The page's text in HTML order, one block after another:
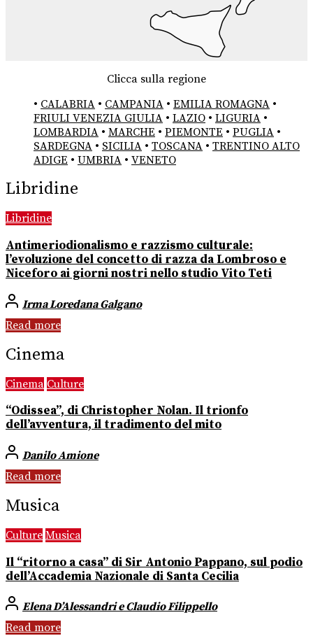
Clicca sulla regione
• CALABRIA • CAMPANIA • EMILIA ROMAGNA •
FRIULI VENEZIA GIULIA • LAZIO • LIGURIA •
LOMBARDIA • MARCHE • PIEMONTE • PUGLIA •
SARDEGNA • SICILIA • TOSCANA • TRENTINO ALTO
ADIGE • UMBRIA • VENETO
Libridine
Libridine
Antimeriodionalismo e razzismo culturale:
l’evoluzione del concetto di razza da Lombroso e
Niceforo ai giorni nostri nello studio Vito Teti
Irma Loredana Galgano
Read more
Cinema
Cinema Culture
“Odissea”, di Christopher Nolan. Il trionfo
dell’avventura, il tradimento del mito
Danilo Amione
Read more
Musica
Culture Musica
Il “ritorno a casa” di Sir Antonio Pappano, sul podio
dell’Accademia Nazionale di Santa Cecilia
Elena D’Alessandri e Claudio Filippello
Read more